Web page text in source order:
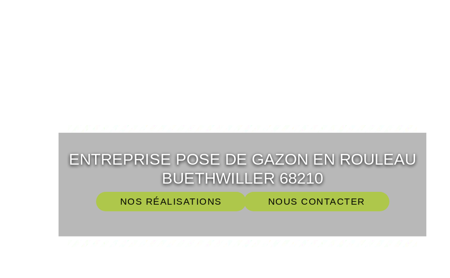
ENTREPRISE POSE DE GAZON EN ROULEAU
BUETHWILLER 68210
NOS RÉALISATIONS NOUS CONTACTER